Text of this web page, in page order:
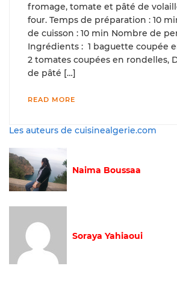
fromage, tomate et pâté de
four. Temps de préparation : 10
de cuisson : 10 min Nombre de
Ingrédients : 1 baguette coupée
2 tomates coupées en rondelles,
de pâté […]
READ MORE
Les auteurs de cuisinealgerie.com
Naima Boussaa
Soraya Yahiaoui